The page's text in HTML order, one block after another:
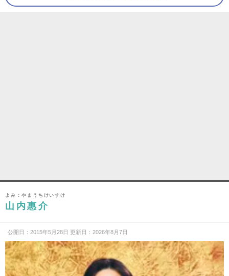
よみ：やまうちけいすけ
山内惠介
公開日：2015年5月28日 更新日：2026年8月7日